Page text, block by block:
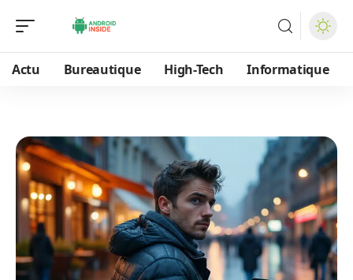
Actu Bureautique High-Tech Informatique